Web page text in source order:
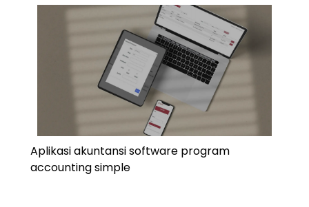
Aplikasi akuntansi software program
accounting simple